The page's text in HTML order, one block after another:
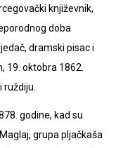
književnik,
doba
dramski pisac i
19. oktobra 1862.
ruždiju.
godine, kad su
grupa pljačkaša